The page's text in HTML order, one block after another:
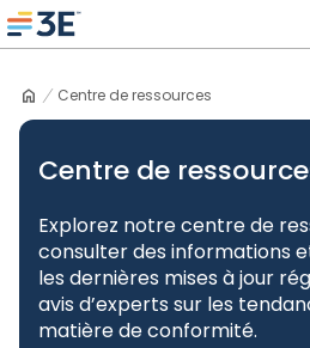
Skip
to
3E home
Centre de ressources
Centre de
Explorez notre centre de
consulter des informations
les dernières mises à jour
avis d’experts sur les
matière de conformité.